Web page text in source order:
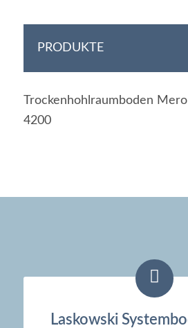
PRODUKTE
Trockenhohlraumboden
4200
Laskowski